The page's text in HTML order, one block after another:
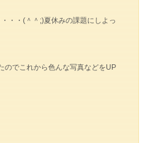
・・(＾＾;)夏休みの課題にしよっ
のでこれから色んな写真などをUP